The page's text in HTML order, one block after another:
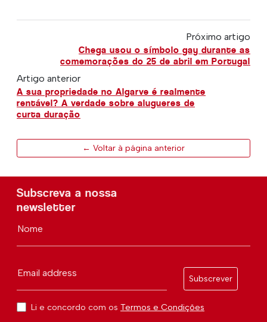
Próximo artigo
Chega usou o símbolo gay durante as
comemorações do 25 de abril em Portugal
Artigo anterior
A sua propriedade no Algarve é realmente
rentável? A verdade sobre alugueres de
curta duração
← Voltar à página anterior
Subscreva a nossa
newsletter
Nome
Email address
Subscrever
Li e concordo com os Termos e Condições